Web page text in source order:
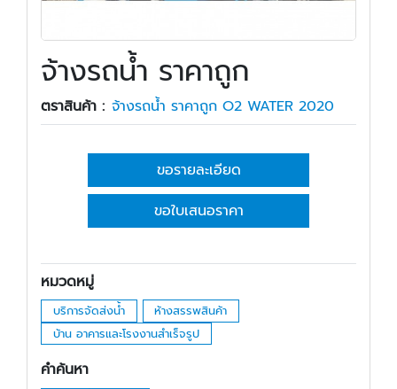
จ้างรถน้ำ ราคาถูก
ตราสินค้า : จ้างรถน้ำ ราคาถูก O2 WATER 2020
ขอรายละเอียด
ขอใบเสนอราคา
หมวดหมู่
บริการจัดส่งน้ำ
ห้างสรรพสินค้า
บ้าน อาคารและโรงงานสำเร็จรูป
คำค้นหา